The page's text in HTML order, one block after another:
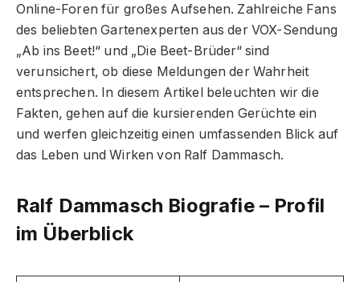
Online-Foren für großes Aufsehen. Zahlreiche Fans
des beliebten Gartenexperten aus der VOX-Sendung
„Ab ins Beet!“ und „Die Beet-Brüder“ sind
verunsichert, ob diese Meldungen der Wahrheit
entsprechen. In diesem Artikel beleuchten wir die
Fakten, gehen auf die kursierenden Gerüchte ein
und werfen gleichzeitig einen umfassenden Blick auf
das Leben und Wirken von Ralf Dammasch.
Ralf Dammasch Biografie – Profil
im Überblick